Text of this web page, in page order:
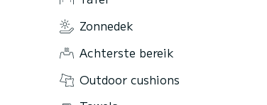
Zonnedek
Achterste bereik
Outdoor cushions